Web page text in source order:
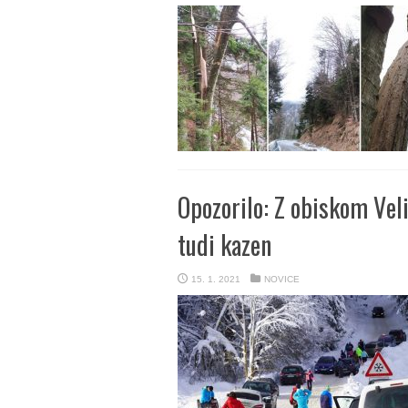
Opozorilo: Z obiskom
tudi kazen
15. 1. 2021 NOVICE